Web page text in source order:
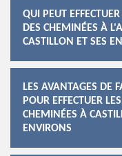
QUI PEUT
DES CHEMINÉES À
CASTILLON ET SES
LES AVANTAGES DE
POUR EFFECTUER
CHEMINÉES À
ENVIRONS